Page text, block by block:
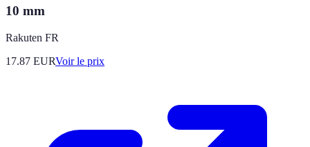
10 mm
Rakuten FR
17.87 EURVoir le prix